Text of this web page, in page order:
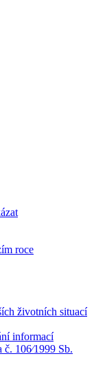
roce
životních situací
informací
106⁄1999 Sb.